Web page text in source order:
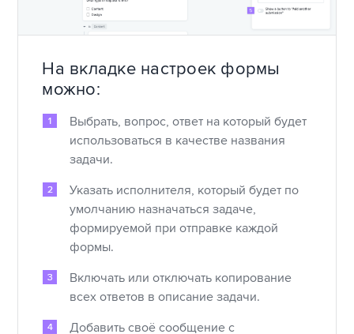
На вкладке настроек формы
можно:
Выбрать, вопрос, ответ на который будет
использоваться в качестве названия
задачи.
Указать исполнителя, который будет по
умолчанию назначаться задаче,
формируемой при отправке каждой
формы.
Включать или отключать копирование
всех ответов в описание задачи.
Добавить своё сообщение с